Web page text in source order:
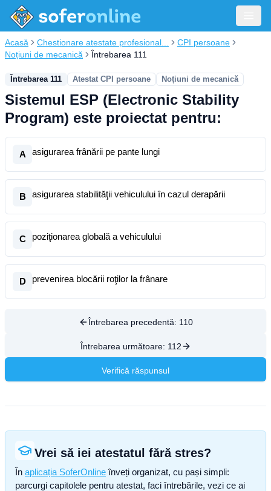
Acasă Chestionare atestate profesional...
CPI persoane
Noțiuni de mecanică
Întrebarea 111
Întrebarea 111 Atestat CPI persoane Noțiuni de mecanică
Sistemul ESP (Electronic Stability
Program) este proiectat pentru:
A asigurarea frânării pe pante lungi
B asigurarea stabilităţii vehiculului în cazul derapării
C poziţionarea globală a vehiculului
D prevenirea blocării roţilor la frânare
Întrebarea precedentă: 110
Întrebarea următoare: 112
Verifică răspunsul
Vrei să iei atestatul fără stres?
În aplicația SoferOnline înveți organizat, cu pași simpli:
parcurgi capitolele pentru atestat, faci întrebările, vezi ce ai